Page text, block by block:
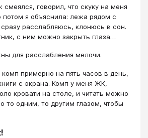
говорил, что скуку на меня
потом я объяснила: лежа рядом с
расслабляюсь, клонюсь в сон.
с ним можно закрыть глаза…
для расслабления мелочи.
примерно на пять часов в день,
с экрана. Комп у меня ЖК,
кровати на столе, и читать можно
то одним, то другим глазом, чтобы